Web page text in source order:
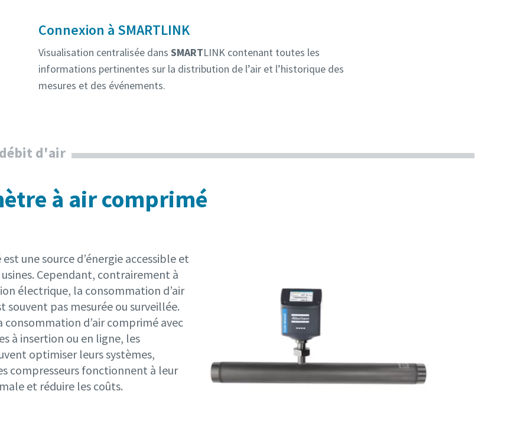
Connexion à SMARTLINK
Visualisation centralisée dans SMARTLINK contenant toutes les
informations pertinentes sur la distribution de l’air et l’historique des
mesures et des événements.
d'air
à air comprimé
est une source d’énergie accessible et
Cependant, contrairement à
électrique, la consommation d’air
souvent pas mesurée ou surveillée.
consommation d’air comprimé avec
à insertion ou en ligne, les
optimiser leurs systèmes,
compresseurs fonctionnent à leur
et réduire les coûts.